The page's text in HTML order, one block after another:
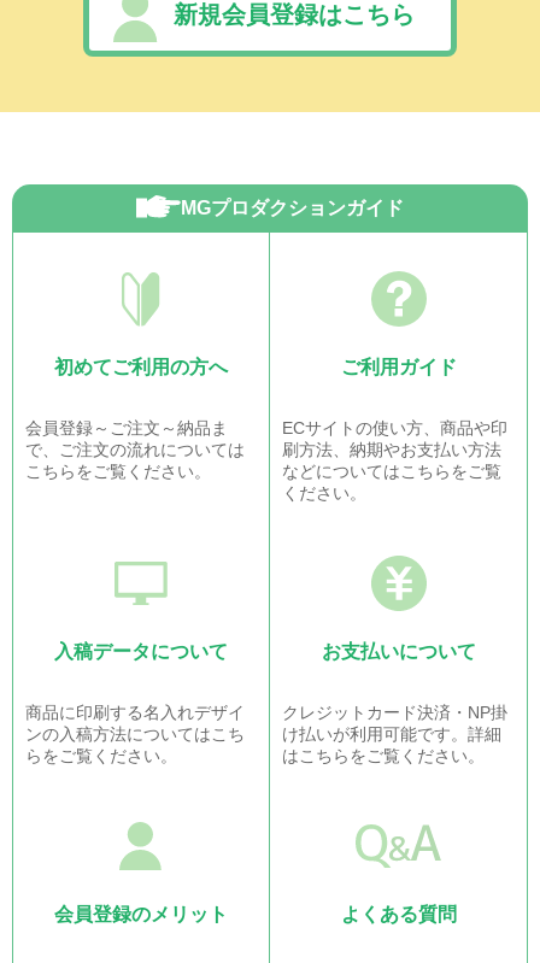
新規会員登録はこちら
MGプロダクションガイド
初めてご利用の方へ
会員登録～ご注文～納品ま
で、ご注文の流れについては
こちらをご覧ください。
ご利用ガイド
ECサイトの使い方、商品や印
刷方法、納期やお支払い方法
などについてはこちらをご覧
ください。
入稿データについて
商品に印刷する名入れデザイ
ンの入稿方法についてはこち
らをご覧ください。
お支払いについて
クレジットカード決済・NP掛
け払いが利用可能です。詳細
はこちらをご覧ください。
会員登録のメリット よくある質問